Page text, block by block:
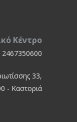
Κέντρο
2467350600
33,
- Καστοριά